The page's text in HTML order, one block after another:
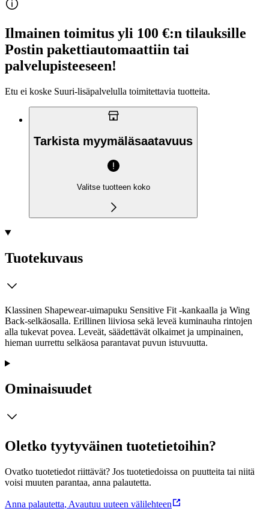
Ilmainen toimitus yli 100 €:n tilauksille
Postin pakettiautomaattiin tai
palvelupisteeseen!
Etu ei koske Suuri‑lisäpalvelulla toimitettavia tuotteita.
Tarkista myymäläsaatavuus
Valitse tuotteen koko
Tuotekuvaus
Klassinen Shapewear-uimapuku Sensitive Fit -kankaalla ja Wing
Back-selkäosalla. Erillinen liiviosa sekä leveä kuminauha rintojen
alla tukevat povea. Leveät, säädettävät olkaimet ja umpinainen,
hieman uurrettu selkäosa parantavat puvun istuvuutta.
Ominaisuudet
Oletko tyytyväinen tuotetietoihin?
Ovatko tuotetiedot riittävät? Jos tuotetiedoissa on puutteita tai niitä
voisi muuten parantaa, anna palautetta.
Anna palautetta, Avautuu uuteen välilehteen